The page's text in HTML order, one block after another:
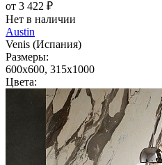
от 3 422 ₽
Нет в наличии
Austin
Venis (Испания)
Размеры:
600x600, 315x1000
Цвета: